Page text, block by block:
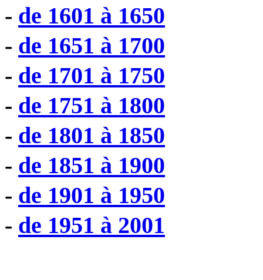
- de 1601 à 1650
- de 1651 à 1700
- de 1701 à 1750
- de 1751 à 1800
- de 1801 à 1850
- de 1851 à 1900
- de 1901 à 1950
- de 1951 à 2001